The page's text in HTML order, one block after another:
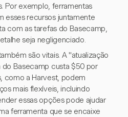
Por exemplo, ferramentas
esses recursos juntamente
com as tarefas do Basecamp,
seja negligenciado.
são vitais. A "atualização
do Basecamp custa $50 por
como a Harvest, podem
mais flexíveis, incluindo
essas opções pode ajudar
ferramenta que se encaixe